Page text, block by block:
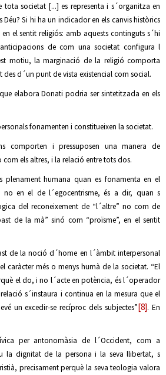
societat [...] es representa i s´organitza en
Si hi ha un indicador en els canvis històrics
el sentit religiós: amb aquests continguts s´hi
de com una societat configura l
motiu, la marginació de la religió comporta
des d´un punt de vista existencial com social.
elabora Donati podria ser sintetitzada en els
fonamenten i constitueixen la societat.
comporten i pressuposen una manera de
els altres, i la relació entre tots dos.
plenament humana quan es fonamenta en el
en el de l´egocentrisme, és a dir, quan s
del reconeixement de “l´altre” no com de
de la mà” sinó com “proïsme”, en el sentit
de la noció d´home en l´àmbit interpersonal
caràcter més o menys humà de la societat. “El
el do, i no l´acte en potència, és l´operador
s´instaura i continua en la mesura que el
un excedir-se recíproc dels subjectes”[8]. En
per antonomàsia de l´Occident, com a
la dignitat de la persona i la seva llibertat, s
precisament perquè la seva teologia valora